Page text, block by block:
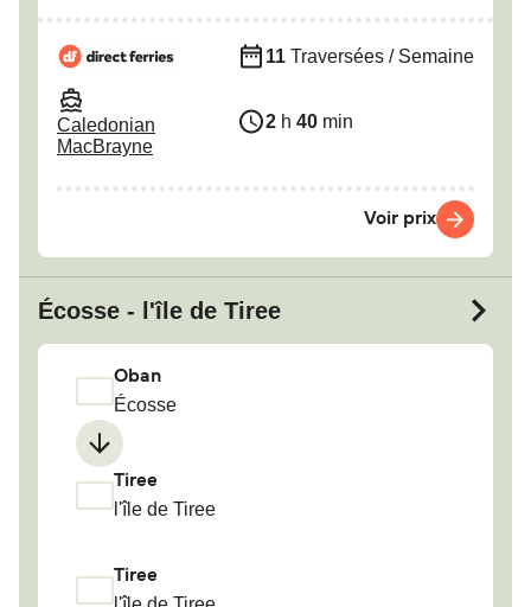
Caledonian
MacBrayne
11 Traversées / Semaine
2 h 40 min
Voir prix
Écosse - l'île de Tiree
Oban
Écosse
Tiree
l'île de Tiree
Tiree